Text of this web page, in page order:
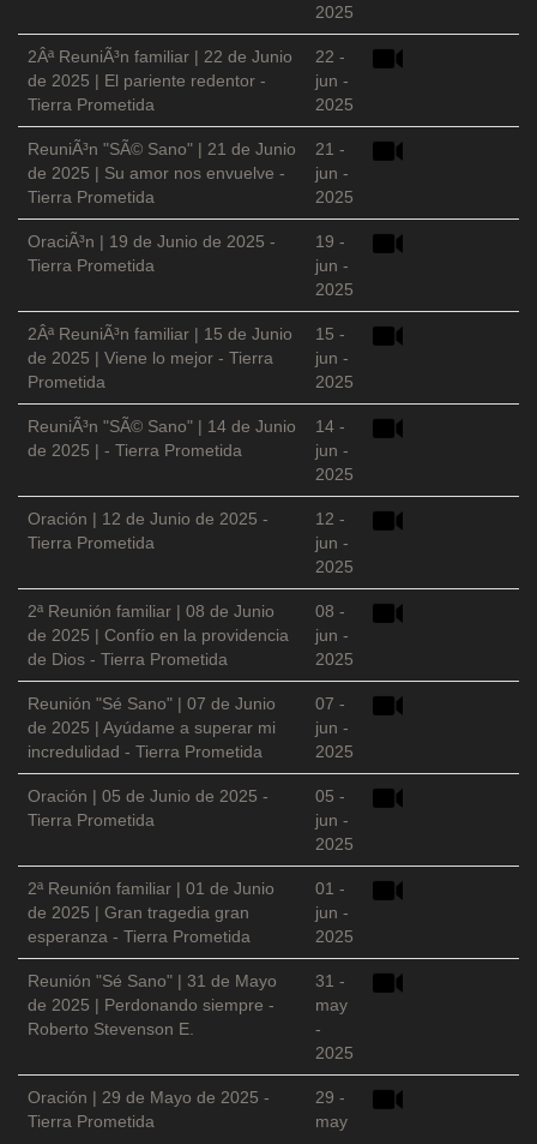
2025
2Âª ReuniÃ³n familiar | 22 de Junio
de 2025 | El pariente redentor -
Tierra Prometida
22 -
jun -
2025
ReuniÃ³n "SÃ© Sano" | 21 de Junio
de 2025 | Su amor nos envuelve -
Tierra Prometida
21 -
jun -
2025
OraciÃ³n | 19 de Junio de 2025 -
Tierra Prometida
19 -
jun -
2025
2Âª ReuniÃ³n familiar | 15 de Junio
de 2025 | Viene lo mejor - Tierra
Prometida
15 -
jun -
2025
ReuniÃ³n "SÃ© Sano" | 14 de Junio
de 2025 | - Tierra Prometida
14 -
jun -
2025
Oración | 12 de Junio de 2025 -
Tierra Prometida
12 -
jun -
2025
2ª Reunión familiar | 08 de Junio
de 2025 | Confío en la providencia
de Dios - Tierra Prometida
08 -
jun -
2025
Reunión "Sé Sano" | 07 de Junio
de 2025 | Ayúdame a superar mi
incredulidad - Tierra Prometida
07 -
jun -
2025
Oración | 05 de Junio de 2025 -
Tierra Prometida
05 -
jun -
2025
2ª Reunión familiar | 01 de Junio
de 2025 | Gran tragedia gran
esperanza - Tierra Prometida
01 -
jun -
2025
Reunión "Sé Sano" | 31 de Mayo
de 2025 | Perdonando siempre -
Roberto Stevenson E.
31 -
may
-
2025
Oración | 29 de Mayo de 2025 -
Tierra Prometida
29 -
may